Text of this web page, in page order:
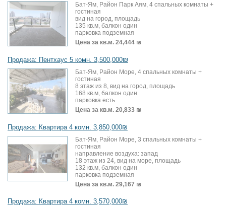
Бат-Ям, Район Парк Аям, 4 спальных комнаты +
гостиная
вид на город, площадь
135 кв.м, балкон один
парковка подземная
Цена за кв.м. 24,444 ₪
Продажа: Пентхаус 5 комн. 3,500,000₪
Бат-Ям, Район Море, 4 спальных комнаты +
гостиная
8 этаж из 8, вид на город, площадь
168 кв.м, балкон один
парковка есть
Цена за кв.м. 20,833 ₪
Продажа: Квартира 4 комн. 3,850,000₪
Бат-Ям, Район Море, 3 спальных комнаты +
гостиная
направление воздуха: запад
18 этаж из 24, вид на море, площадь
132 кв.м, балкон один
парковка подземная
Цена за кв.м. 29,167 ₪
Продажа: Квартира 4 комн. 3,570,000₪